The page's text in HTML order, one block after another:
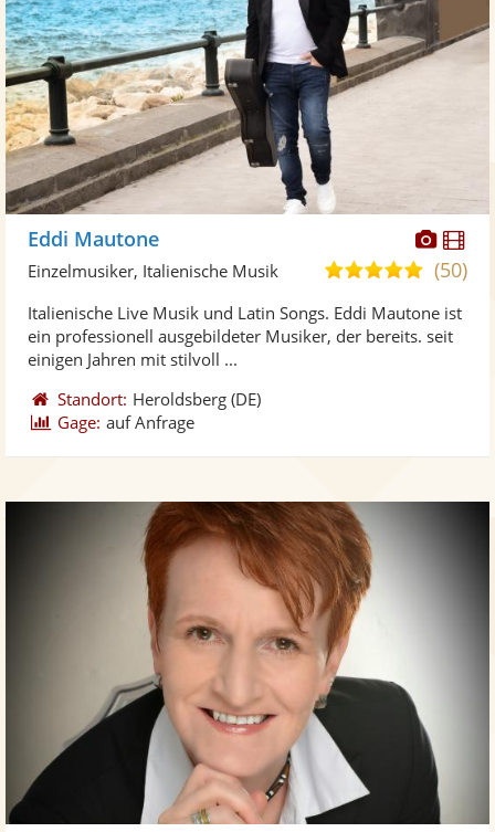
Fotos
Eddi Mautone
5,0
5
(50)
Einzelmusiker, Italienische Musik
Italienische Live Musik und Latin Songs. Eddi Mautone ist
ein professionell ausgebildeter Musiker, der bereits. seit
einigen Jahren mit stilvoll ...
Standort: Heroldsberg (DE)
Gage: auf Anfrage